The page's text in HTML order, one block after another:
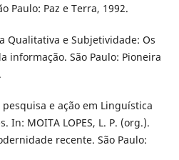
Paulo: Paz e Terra, 1992.
Qualitativa e Subjetividade: Os
informação. São Paulo: Pioneira
pesquisa e ação em Linguística
In: MOITA LOPES, L. P. (org.).
recente. São Paulo: